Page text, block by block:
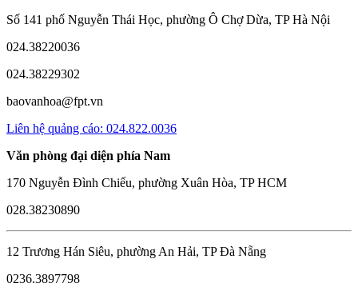
Số 141 phố Nguyễn Thái Học, phường Ô Chợ Dừa, TP Hà Nội
024.38220036
024.38229302
baovanhoa@fpt.vn
Liên hệ quảng cáo: 024.822.0036
Văn phòng đại diện phía Nam
170 Nguyễn Đình Chiểu, phường Xuân Hòa, TP HCM
028.38230890
12 Trương Hán Siêu, phường An Hải, TP Đà Nẵng
0236.3897798